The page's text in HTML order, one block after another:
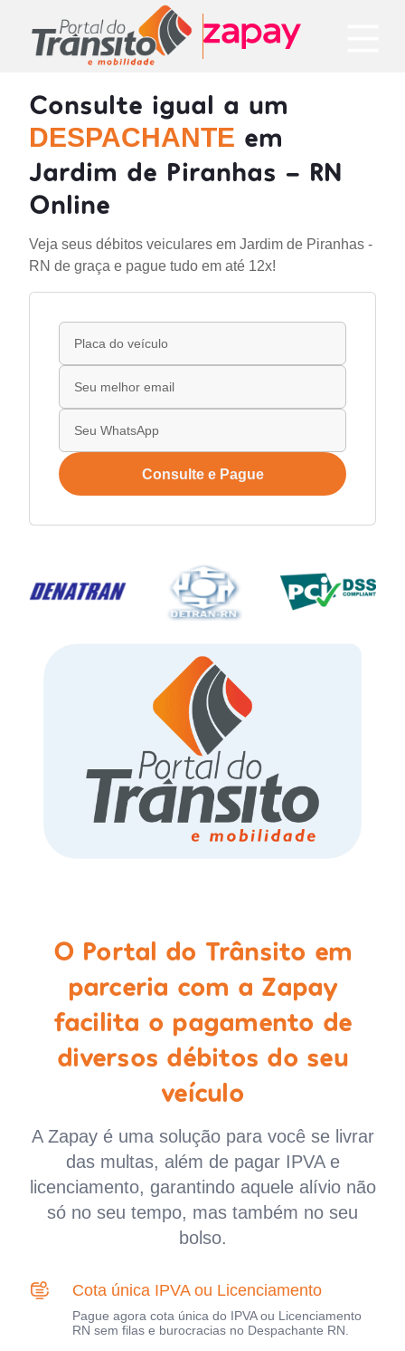
Consulte igual a um
DESPACHANTE em
Jardim de Piranhas - RN
Online
Veja seus débitos veiculares em Jardim de Piranhas -
RN de graça e pague tudo em até 12x!
Consulte e Pague
O Portal do Trânsito em
parceria com a Zapay
facilita o pagamento de
diversos débitos do seu
veículo
A Zapay é uma solução para você se livrar
das multas, além de pagar IPVA e
licenciamento, garantindo aquele alívio não
só no seu tempo, mas também no seu
bolso.
Cota única IPVA ou Licenciamento
Pague agora cota única do IPVA ou Licenciamento
RN sem filas e burocracias no Despachante RN.